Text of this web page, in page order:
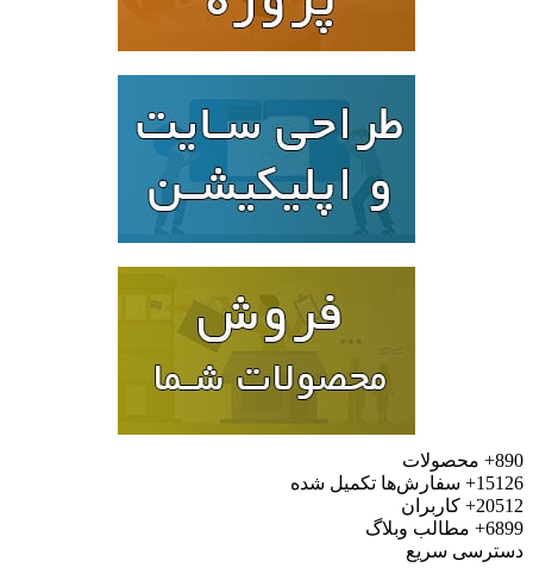
محصولات
سفارش‌ها تکمیل شده
کاربران
مطالب وبلاگ
سریع